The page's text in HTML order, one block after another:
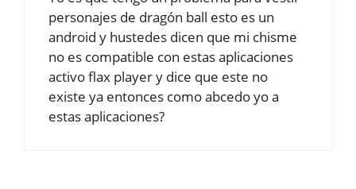
personajes de dragón ball esto es un
android y hustedes dicen que mi chisme
no es compatible con estas aplicaciones
activo flax player y dice que este no
existe ya entonces como abcedo yo a
estas aplicaciones?